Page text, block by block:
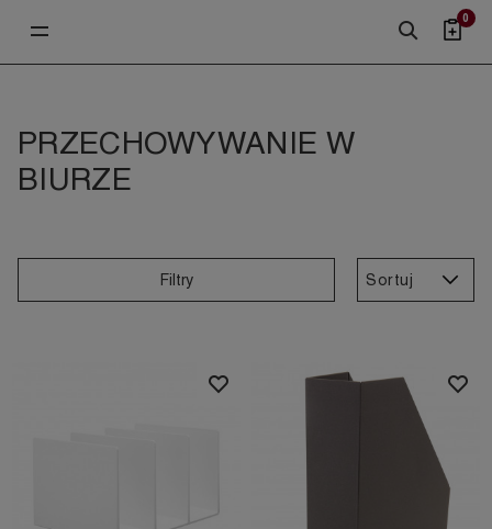
0
PRZECHOWYWANIE W
BIURZE
Filtry Sortuj